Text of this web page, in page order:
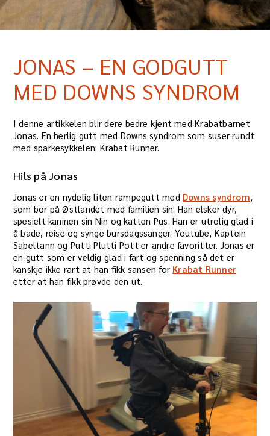
JONAS – EN GODGUTT
MED DOWNS SYNDROM
I denne artikkelen blir dere bedre kjent med Krabatbarnet
Jonas. En herlig gutt med Downs syndrom som suser rundt
med sparkesykkelen; Krabat Runner.
Hils på Jonas
Jonas er en nydelig liten rampegutt med Downs syndrom,
som bor på Østlandet med familien sin. Han elsker dyr,
spesielt kaninen sin Nin og katten Pus. Han er utrolig glad i
å bade, reise og synge bursdagssanger. Youtube, Kaptein
Sabeltann og Putti Plutti Pott er andre favoritter. Jonas er
en gutt som er veldig glad i fart og spenning så det er
kanskje ikke rart at han fikk sansen for Krabat Runner
etter at han fikk prøvde den ut.